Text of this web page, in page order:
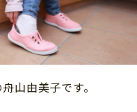
山由美子です。